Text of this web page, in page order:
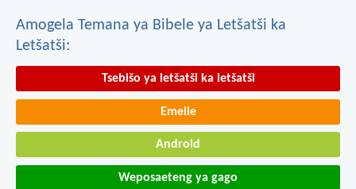
Amogela Temana ya Bibele ya Letšatši ka
Letšatši:
Tsebišo ya letšatši ka letšatši
Emeile
Android
Weposaeteng ya gago